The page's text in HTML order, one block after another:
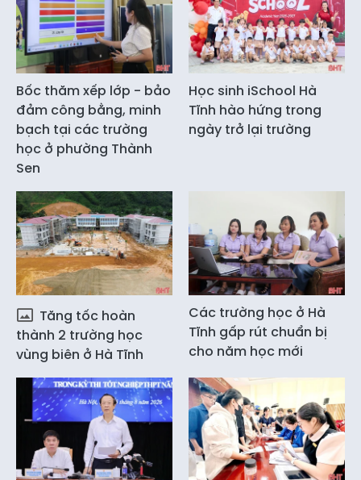
Bốc thăm xếp lớp - bảo
đảm công bằng, minh
bạch tại các trường
học ở phường Thành
Sen
Học sinh iSchool Hà
Tĩnh hào hứng trong
ngày trở lại trường
Tăng tốc hoàn
thành 2 trường học
vùng biên ở Hà Tĩnh
Các trường học ở Hà
Tĩnh gấp rút chuẩn bị
cho năm học mới